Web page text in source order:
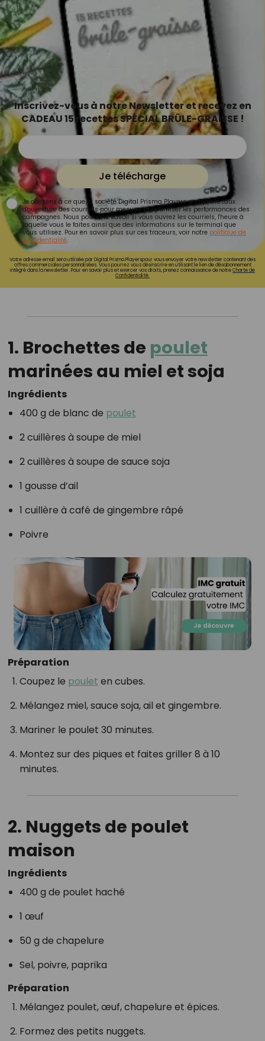
Inscrivez-vous à notre Newsletter et recevez en
CADEAU 15 recettes SPÉCIAL BRÛLE-GRAISSE !
Je télécharge
Je consens à ce que la société Digital Prisma Players analyse le taux
d'ouverture des courriels pour mesurer et optimiser les performances des
campagnes. Nous pourrons savoir si vous ouvrez les courriels, l'heure à
laquelle vous le faites ainsi que des informations sur le terminal que
vous utilisez. Pour en savoir plus sur ces traceurs, voir notre politique de
confidentialité.
Votre adresse email sera utilisée par Digital Prisma Playerspour vous envoyer votre newsletter contenant des
offres commerciales personnalisées. Vous pourrez vous désinscrire en utilisant le lien de désabonnement
intégré dans la newsletter. Pour en savoir plus et exercer vos droits, prenez connaissance de notreCharte de
Confidentialité.
1. Brochettes de poulet
marinées au miel et soja
Ingrédients
400 g de blanc de poulet
2 cuillères à soupe de miel
2 cuillères à soupe de sauce soja
1 gousse d’ail
1 cuillère à café de gingembre râpé
Poivre
Préparation
Coupez le poulet en cubes.
Mélangez miel, sauce soja, ail et gingembre.
Mariner le poulet 30 minutes.
Montez sur des piques et faites griller 8 à 10
minutes.
2. Nuggets de poulet
maison
Ingrédients
400 g de poulet haché
1 œuf
50 g de chapelure
Sel, poivre, paprika
Préparation
Mélangez poulet, œuf, chapelure et épices.
Formez des petits nuggets.